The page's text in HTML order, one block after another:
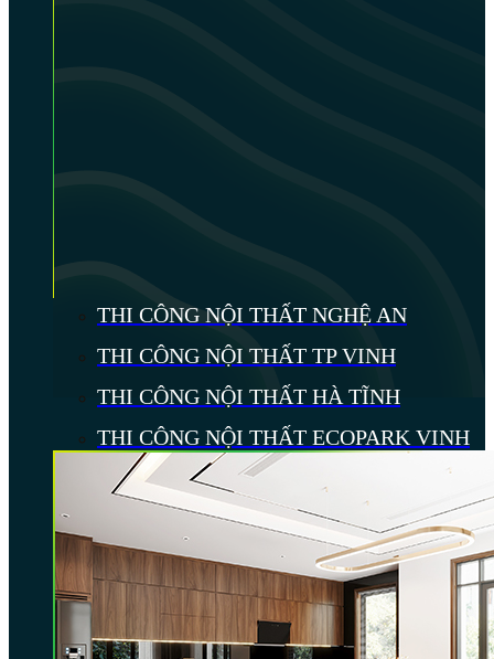
THI CÔNG NỘI THẤT NGHỆ AN
THI CÔNG NỘI THẤT TP VINH
THI CÔNG NỘI THẤT HÀ TĨNH
THI CÔNG NỘI THẤT ECOPARK VINH